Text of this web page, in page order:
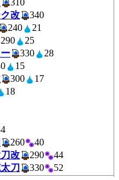
改
340
240
290
25
330
15
300
17
18
260
40
改 290
刀 330 52